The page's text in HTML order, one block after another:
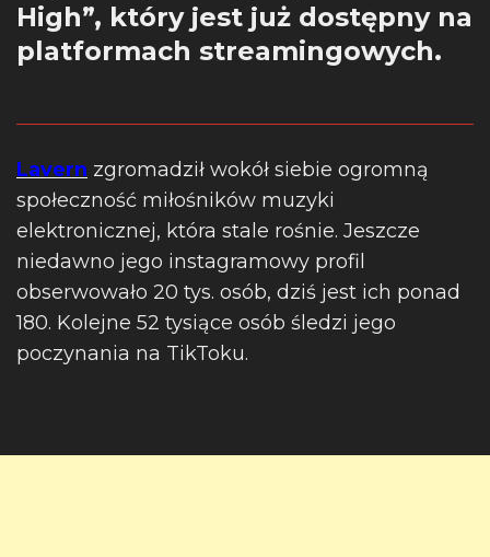
High”, który jest już dostępny na
platformach streamingowych.
Lavern zgromadził wokół siebie ogromną
społeczność miłośników muzyki
elektronicznej, która stale rośnie. Jeszcze
niedawno jego instagramowy profil
obserwowało 20 tys. osób, dziś jest ich ponad
180. Kolejne 52 tysiące osób śledzi jego
poczynania na TikToku.